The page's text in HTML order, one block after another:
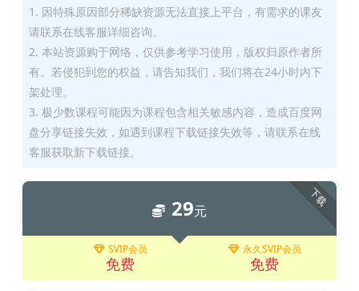
1. 因特殊原因部分稀缺资源无法直接上平台，有需求的课友
请联系在线客服详细咨询。
2. 本站资源购于网络，仅供参考学习使用，版权归原作者所
有。若侵犯到您的权益，请告知我们，我们将在24小时内下
架处理。
3. 极少数课程可能因为课程包含相关敏感内容，造成百度网
盘分享链接失效，如遇到课程下载链接失效等，请联系在线
客服获取新下载链接。
下载
29元
SVIP会员
免费
永久SVIP会员
免费